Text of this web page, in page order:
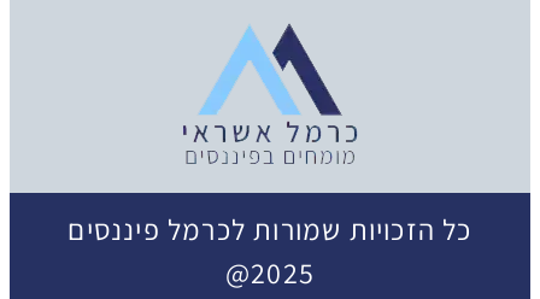
כל הזכויות שמורות לכרמל פיננסים
2025@